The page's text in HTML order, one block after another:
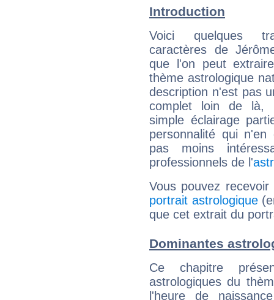
Introduction
Voici quelques
caractères de
que l'on peut
thème astrologique
description n'est pas
complet loin de là,
simple éclairage
personnalité qui n'en
pas moins
professionnels de l'
Vous pouvez
portrait astrologique
que cet extrait du
Dominantes
Ce chapitre
astrologiques du
l'heure de